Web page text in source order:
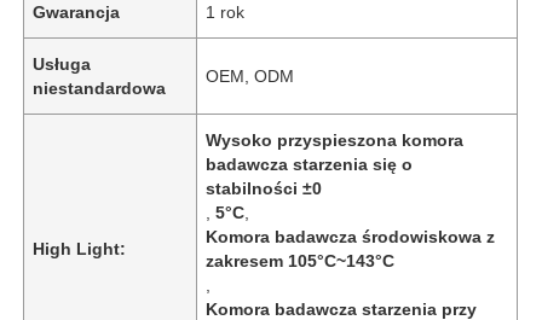
Gwarancja 1 rok
Usługa
niestandardowa
OEM, ODM
High Light:
Wysoko przyspieszona komora
badawcza starzenia się o
stabilności ±0
,5°C
Komora badawcza środowiskowa z
zakresem 105°C~143°C
Komora badawcza starzenia przy